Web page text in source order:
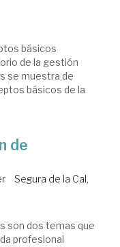
básicos
de la gestión
se muestra de
básicos de la
de
Segura de la Cal,
son dos temas que
profesional